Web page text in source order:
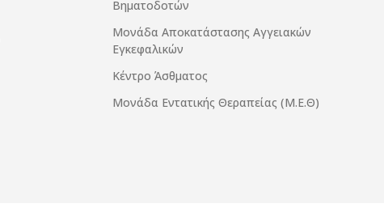
Βηματοδοτών
Μονάδα Αποκατάστασης Αγγειακών
Εγκεφαλικών
Κέντρο Άσθματος
Μονάδα Εντατικής Θεραπείας (Μ.Ε.Θ)